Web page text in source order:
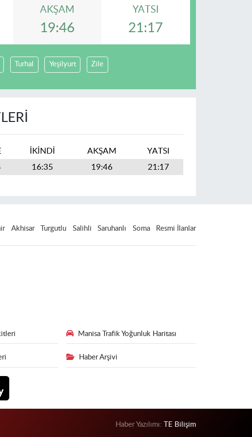
AKŞAM
19:46
YATSI
21:17
Turhal Yeşilyurt Zile
İKINDI AKŞAM
YATSI
16:35 19:46 21:17
Akhisar Turgutlu Salihli Saruhanlı Soma Resmi İlanlar
Manisa Trafik Yoğunluk Haritası
Haber Arşivi
Haber Yazılımı: TE Bilişim